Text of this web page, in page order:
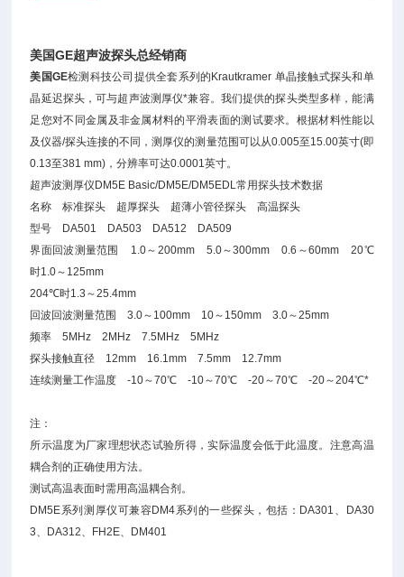
美国GE超声波探头总经销商
美国GE检测科技公司提供全套系列的Krautkramer 单晶接触式探头和单
晶延迟探头，可与超声波测厚仪*兼容。我们提供的探头类型多样，能满
足您对不同金属及非金属材料的平滑表面的测试要求。根据材料性能以
及仪器/探头连接的不同，测厚仪的测量范围可以从0.005至15.00英寸(即
0.13至381 mm)，分辨率可达0.0001英寸。
超声波测厚仪DM5E Basic/DM5E/DM5EDL常用探头技术数据
名称 标准探头 超厚探头 超薄小管径探头 高温探头
型号 DA501 DA503 DA512 DA509
界面回波测量范围 1.0～200mm 5.0～300mm 0.6～60mm 20℃
时1.0～125mm
204℃时1.3～25.4mm
回波回波测量范围 3.0～100mm 10～150mm 3.0～25mm
频率 5MHz 2MHz 7.5MHz 5MHz
探头接触直径 12mm 16.1mm 7.5mm 12.7mm
连续测量工作温度 -10～70℃ -10～70℃ -20～70℃ -20～204℃*
注：
所示温度为厂家理想状态试验所得，实际温度会低于此温度。注意高温
耦合剂的正确使用方法。
测试高温表面时需用高温耦合剂。
DM5E系列测厚仪可兼容DM4系列的一些探头，包括：DA301、DA30
3、DA312、FH2E、DM401